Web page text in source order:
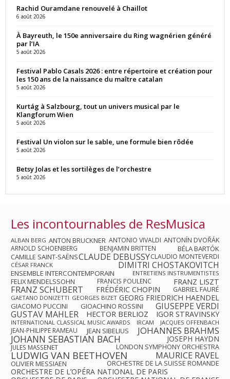
Rachid Ouramdane renouvelé à Chaillot
6 août 2026
À Bayreuth, le 150e anniversaire du Ring wagnérien généré
par l’IA
5 août 2026
Festival Pablo Casals 2026 : entre répertoire et création pour
les 150 ans de la naissance du maître catalan
5 août 2026
Kurtág à Salzbourg, tout un univers musical par le
Klangforum Wien
5 août 2026
Festival Un violon sur le sable, une formule bien rôdée
5 août 2026
Betsy Jolas et les sortilèges de l’orchestre
5 août 2026
Les incontournables de ResMusica
ALBAN BERG ANTON BRUCKNER ANTONIO VIVALDI ANTONÍN DVOŘÁK
ARNOLD SCHOENBERG
BENJAMIN BRITTEN
BÉLA BARTÓK
CAMILLE SAINT-SAËNSCLAUDE DEBUSSYCLAUDIO MONTEVERDI
CÉSAR FRANCK DIMITRI CHOSTAKOVITCH
ENSEMBLE INTERCONTEMPORAIN ENTRETIENS INSTRUMENTISTES
FELIX MENDELSSOHN FRANCIS POULENC FRANZ LISZT
FRANZ SCHUBERT FRÉDÉRIC CHOPIN GABRIEL FAURÉ
GAETANO DONIZETTI GEORGES BIZET GEORG FRIEDRICH HAENDEL
GIACOMO PUCCINI GIOACHINO ROSSINI GIUSEPPE VERDI
GUSTAV MAHLER HECTOR BERLIOZ IGOR STRAVINSKY
INTERNATIONAL CLASSICAL MUSIC AWARDS IRCAM JACQUES OFFENBACH
JEAN-PHILIPPE RAMEAU JEAN SIBELIUS JOHANNES BRAHMS
JOHANN SEBASTIAN BACH JOSEPH HAYDN
JULES MASSENET LONDON SYMPHONY ORCHESTRA
LUDWIG VAN BEETHOVEN MAURICE RAVEL
OLIVIER MESSIAEN ORCHESTRE DE LA SUISSE ROMANDE
ORCHESTRE DE L’OPÉRA NATIONAL DE PARIS